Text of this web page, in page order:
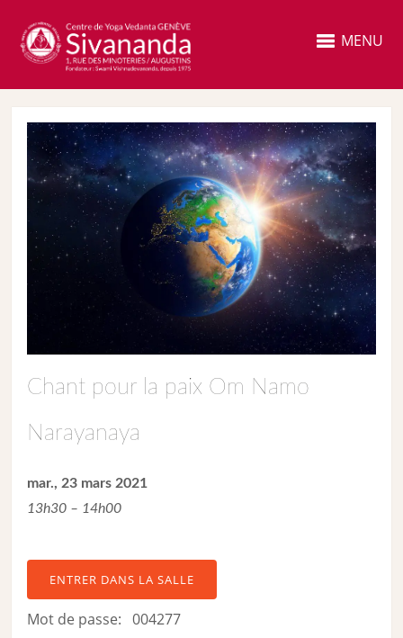
MENU
Chant pour la paix Om Namo
Narayanaya
mar., 23 mars 2021
13h30 – 14h00
ENTRER DANS LA SALLE
Mot de passe: 004277